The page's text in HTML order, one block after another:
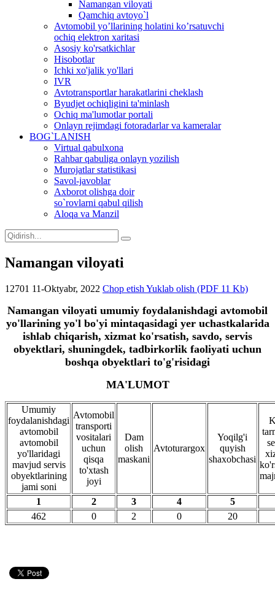
Namangan viloyati
Qamchiq avtoyo`l
Avtomobil yo’llarining holatini ko’rsatuvchi
ochiq elektron xaritasi
Asosiy ko'rsatkichlar
Hisobotlar
Ichki xo'jalik yo'llari
IVR
Avtotransportlar harakatlarini cheklash
Byudjet ochiqligini ta'minlash
Ochiq ma'lumotlar portali
Onlayn rejimdagi fotoradarlar va kameralar
BOG`LANISH
Virtual qabulxona
Rahbar qabuliga onlayn yozilish
Murojatlar statistikasi
Savol-javoblar
Axborot olishga doir
so`rovlarni qabul qilish
Aloqa va Manzil
Namangan viloyati
12701 11-Oktyabr, 2022 Chop etish Yuklab olish (PDF 11 Kb)
Namangan viloyati umumiy foydalanishdagi avtomobil
yo'llarining yo'l bo'yi mintaqasidagi yer uchastkalarida
ishlab chiqarish, xizmat ko'rsatish, savdo, servis
obyektlari, shuningdek, tadbirkorlik faoliyati uchun
boshqa obyektlari to'g'risidagi
MA'LUMOT
Umumiy
foydalanishdagi
avtomobil
avtomobil
yo'llaridagi
mavjud servis
obyektlarining
jami soni
Avtomobil
transporti
vositalari
uchun
qisqa
to'xtash
joyi
Dam
olish
maskani
Avtoturargox
Yoqilg'i
quyish
shaxobchasi
1 2 3 4
5
462
0 2 0 20